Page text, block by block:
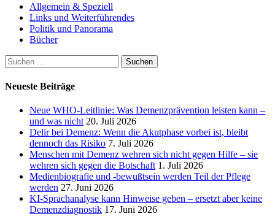
Allgemein & Speziell
Links und Weiterführendes
Politik und Panorama
Bücher
Suchen
nach:
Neueste Beiträge
Neue WHO-Leitlinie: Was Demenzprävention leisten kann –
und was nicht 20. Juli 2026
Delir bei Demenz: Wenn die Akutphase vorbei ist, bleibt
dennoch das Risiko 7. Juli 2026
Menschen mit Demenz wehren sich nicht gegen Hilfe – sie
wehren sich gegen die Botschaft 1. Juli 2026
Medienbiografie und -bewußtsein werden Teil der Pflege
werden 27. Juni 2026
KI-Sprachanalyse kann Hinweise geben – ersetzt aber keine
Demenzdiagnostik 17. Juni 2026